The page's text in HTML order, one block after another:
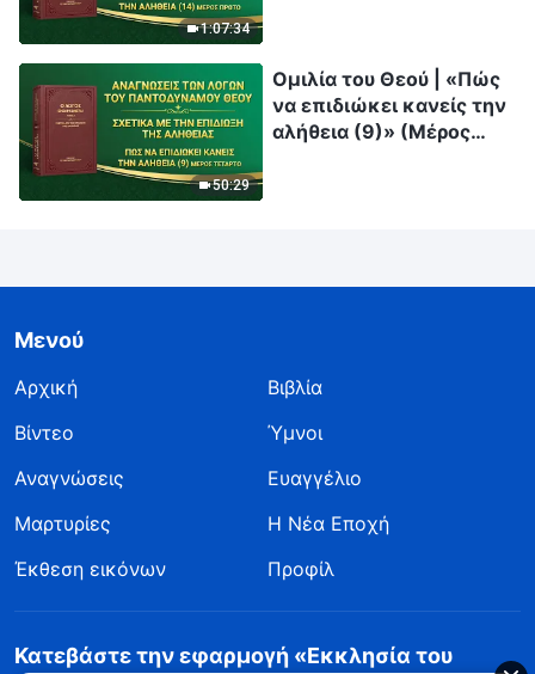
1:07:34
50:29
Ομιλία του Θεού | «Πώς
να επιδιώκει κανείς την
αλήθεια (9)» (Μέρος
Μενού
Αρχική
Βιβλία
Βίντεο
Ύμνοι
Αναγνώσεις
Ευαγγέλιο
Μαρτυρίες
Η Νέα Εποχή
Έκθεση εικόνων
Προφίλ
Κατεβάστε την εφαρμογή «Εκκλησία του